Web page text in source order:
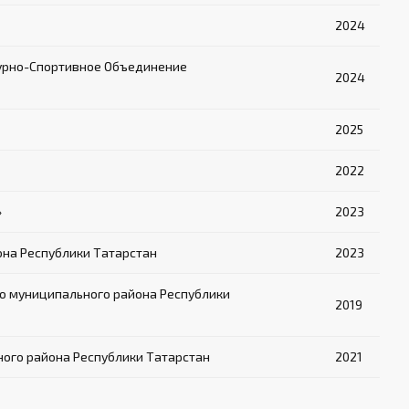
2024
Спортивное Объединение
2024
2025
2022
2023
Республики Татарстан 2023
района Республики
2019
района Республики Татарстан 2021